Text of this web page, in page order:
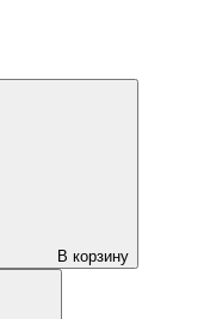
В корзину